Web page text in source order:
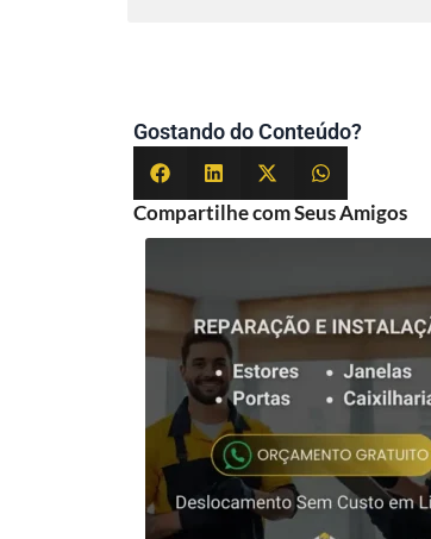
Gostando do Conteúdo?
Compartilhe com Seus Amigos